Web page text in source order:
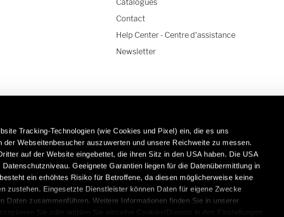
Tracking-Technologien (wie Cookies und Pixel) ein, die es uns
der Webseitenbesucher auszuwerten und unsere Reichweite zu messen.
auf der Website eingebettet, die ihren Sitz in den USA haben. Die USA
Geeignete Garantien liegen für die Datenübermittlung in
ein erhöhtes Risiko für Betroffene, da diesen möglicherweise keine
zustehen. Eingesetzte Dienstleister können Daten für eigene Zwecke
Daten zusammenführen. Weitere Informationen finden Sie in unserer
Sie oder wählen Sie einzelne Cookies/Dienste in den Einstellungen
Catalogues
Contact
Help Center - Centre d'assistance
Newsletter
En savoir plus sur les pièces et accessoires
d'origine Hymer :
/fr/fr/services/accessoires-dorigine
Caravanes de qualité
https://www.eriba.com/fr/fr